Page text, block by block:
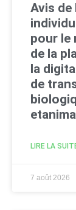
Avis de
pour le
de la
la
de
LIRE LA
7 août 2026